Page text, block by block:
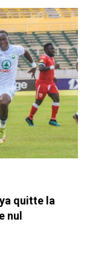
quitte la
nul